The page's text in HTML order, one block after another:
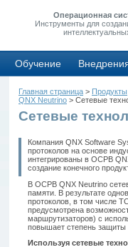
Операционная
Инструменты для
Обучение
Главная страница > Продукты
QNX Neutrino > Сетевые
Сетевые
Компания QNX Software
протоколов на основе
интегрированы в ОСРВ
создание конечного
В ОСРВ QNX Neutrino
памяти. В результате
протоколов, в том числе
предусмотрена
маршрутизаторов) с
повышает степень защиты
Используя сетевые